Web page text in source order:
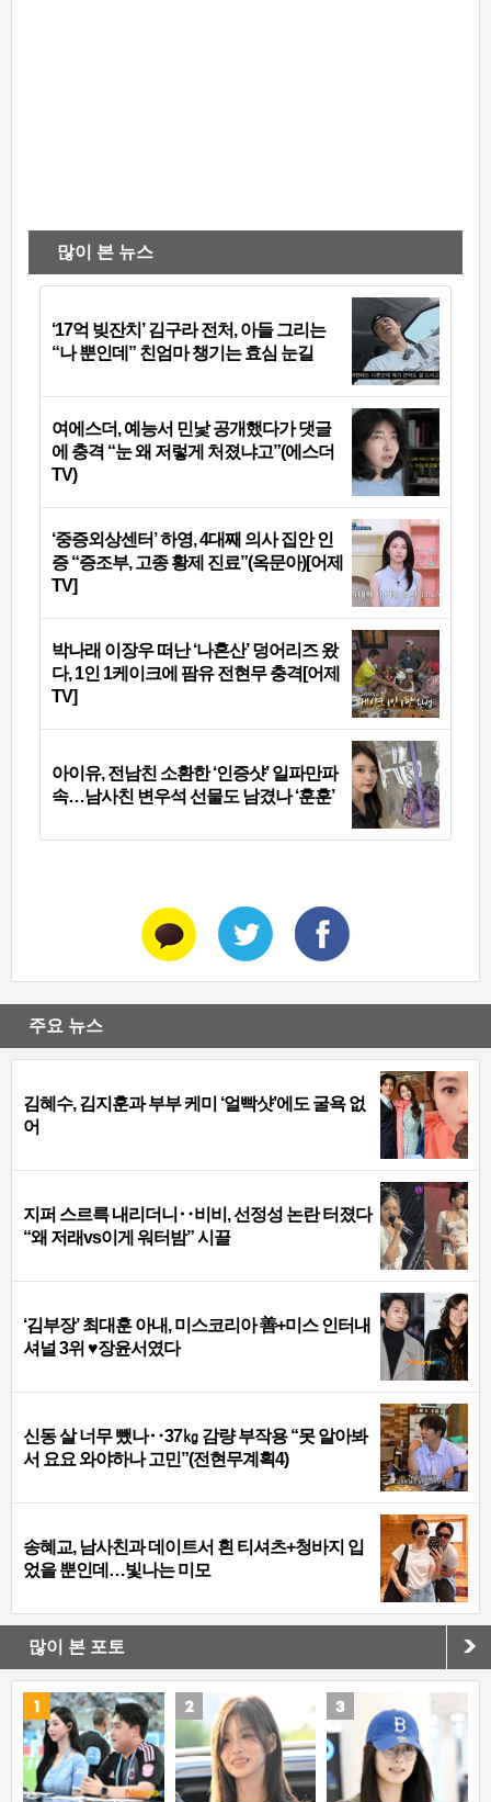
많이 본 뉴스
‘17억 빚잔치’ 김구라 전처, 아들 그리는
“나 뿐인데” 친엄마 챙기는 효심 눈길
여에스더, 예능서 민낯 공개했다가 댓글
에 충격 “눈 왜 저렇게 처졌냐고”(에스더
TV)
‘중증외상센터’ 하영, 4대째 의사 집안 인
증 “증조부, 고종 황제 진료”(옥문아)[어제
TV]
박나래 이장우 떠난 ‘나혼산’ 덩어리즈 왔
다, 1인 1케이크에 팜유 전현무 충격[어제
TV]
아이유, 전남친 소환한 ‘인증샷’ 일파만파
속…남사친 변우석 선물도 남겼나 ‘훈훈’
주요 뉴스
김혜수, 김지훈과 부부 케미 ‘얼빡샷’에도 굴욕 없
어
지퍼 스르륵 내리더니‥비비, 선정성 논란 터졌다
“왜 저래vs이게 워터밤” 시끌
‘김부장’ 최대훈 아내, 미스코리아 善+미스 인터내
셔널 3위 ♥장윤서였다
신동 살 너무 뺐나‥37㎏ 감량 부작용 “못 알아봐
서 요요 와야하나 고민”(전현무계획4)
송혜교, 남사친과 데이트서 흰 티셔츠+청바지 입
었을 뿐인데…빛나는 미모
많이 본 포토